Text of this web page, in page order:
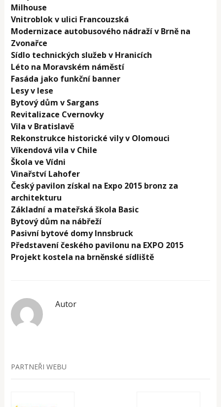
Milhouse
Vnitroblok v ulici Francouzská
Modernizace autobusového nádraží v Brně na
Zvonařce
Sídlo technických služeb v Hranicích
Léto na Moravském náměstí
Fasáda jako funkční banner
Lesy v lese
Bytový dům v Sargans
Revitalizace Cvernovky
Vila v Bratislavě
Rekonstrukce historické vily v Olomouci
Víkendová vila v Chile
Škola ve Vídni
Vinařství Lahofer
Český pavilon získal na Expo 2015 bronz za
architekturu
Základní a mateřská škola Basic
Bytový dům na nábřeží
Pasivní bytové domy Innsbruck
Představení českého pavilonu na EXPO 2015
Projekt kostela na brněnské sídliště
Autor
PARTNEŘI WEBU